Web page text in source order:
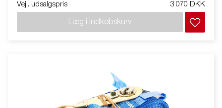
Vejl. udsalgspris 3 070 DKK
Læg i indkøbskurv